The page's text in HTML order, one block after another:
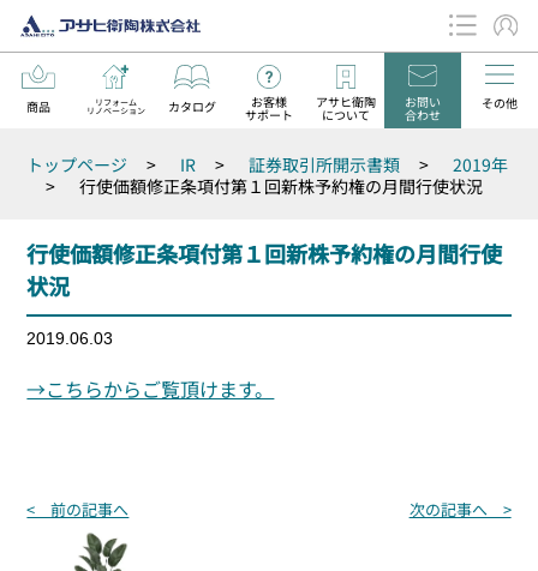
商品 リフォーム
リノベーション カタログ お客様
サポート
アサヒ衛陶
について
お問い
合わせ
その他
データダウンロード
お知らせ
トップページ > IR > 証券取引所開示書類 >
2019年
>
行使価額修正条項付第１回新株予約権の月間行使状況
行使価額修正条項付第１回新株予約権の月間行使
状況
2019.06.03
→こちらからご覧頂けます。
投
< 前の記事へ 次の記事へ >